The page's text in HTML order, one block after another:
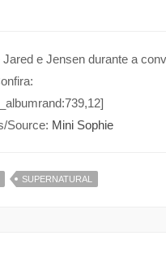
e Jensen durante a
Source: Mini Sophie
SUPERNATURAL